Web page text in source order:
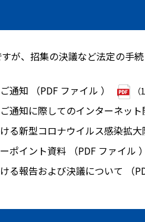
が、招集の決議など法定の
通知 （PDF ファイル ）
通知に際してのインターネット
る新型コロナウイルス感染拡
ポイント資料 （PDF ファイル ）
る報告および決議について （